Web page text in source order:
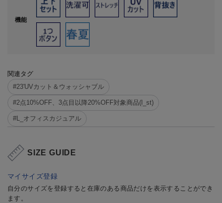
機能
関連タグ
#23'UVカット＆ウォッシャブル
#2点10%OFF、3点目以降20%OFF対象商品(l_st)
#L_オフィスカジュアル
SIZE GUIDE
マイサイズ登録
自分のサイズを登録すると在庫のある商品だけを表示することができ
ます。